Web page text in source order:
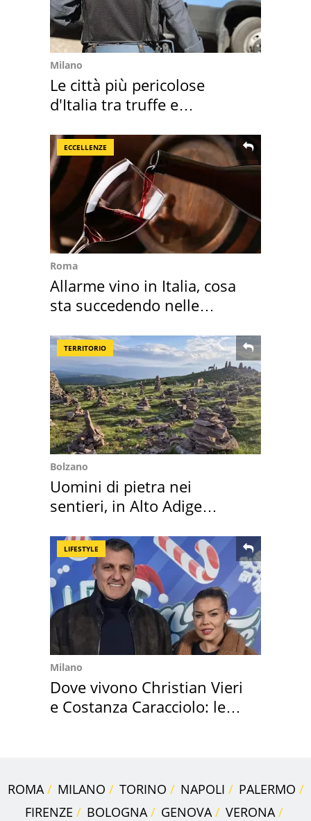
Milano
Le città più pericolose
d'Italia tra truffe e
ECCELLENZE
Roma
Allarme vino in Italia, cosa
sta succedendo nelle
TERRITORIO
Bolzano
Uomini di pietra nei
sentieri, in Alto Adige
LIFESTYLE
Milano
Dove vivono Christian Vieri
e Costanza Caracciolo: le
ROMA MILANO TORINO NAPOLI
PALERMO
FIRENZE
BOLOGNA GENOVA
VERONA